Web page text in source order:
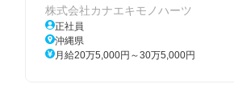
株式会社カナエキモノハーツ
正社員
沖縄県
月給20万5,000円～30万5,000円